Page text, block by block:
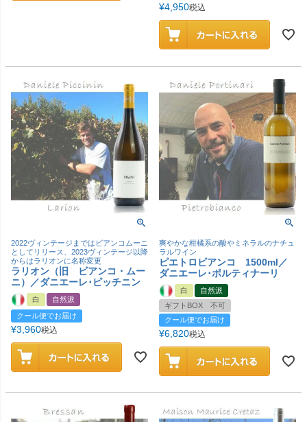
¥4,950税込
2022ヴィンテージまではビアンコムーニ
としてリリース、2023ヴィンテージ以降
からはラリオンに名称変更
ラリオン（旧 ビアンコ・ムー
ニ）／ダニエーレ･ピッチニン
白
自然派
クール便でお届け
¥3,960税込
爽やかな柑橘系の酸やミネラルのナチュ
ラルワイン
ピエトロビアンコ 1500ml／
ダニエーレ･ポルティナーリ
白
自然派
ギフトBOX 不可
クール便でお届け
¥6,820税込